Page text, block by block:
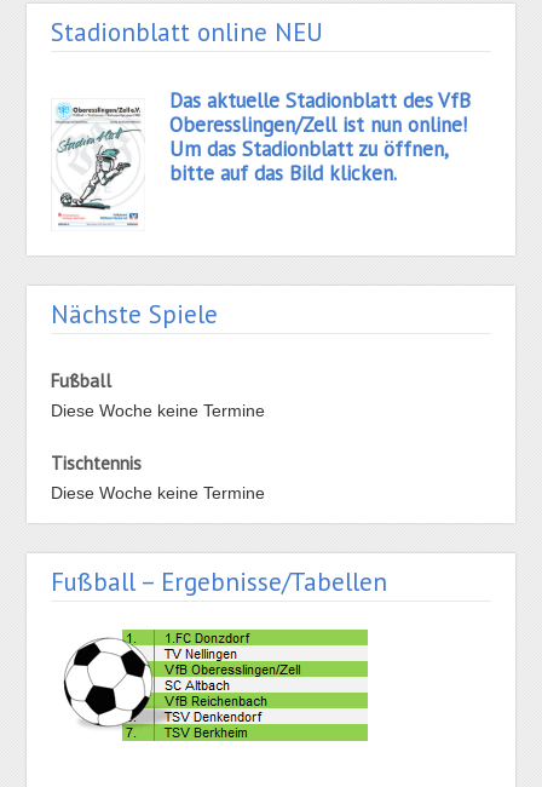
Stadionblatt online NEU
Das aktuelle Stadionblatt des VfB
Oberesslingen/Zell ist nun online!
Um das Stadionblatt zu öffnen,
bitte auf das Bild klicken.
Nächste Spiele
Fußball
Diese Woche keine Termine
Tischtennis
Diese Woche keine Termine
Fußball – Ergebnisse/Tabellen